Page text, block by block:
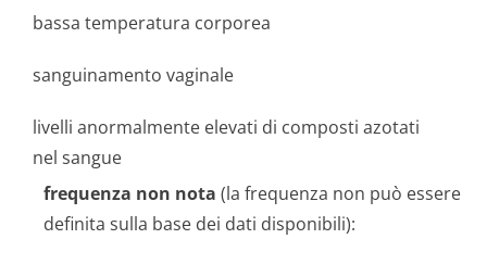
bassa temperatura corporea
sanguinamento vaginale
livelli anormalmente elevati di composti azotati
nel sangue
frequenza non nota (la frequenza non può essere
definita sulla base dei dati disponibili):